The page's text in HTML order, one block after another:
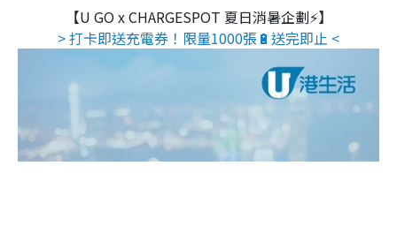
【U GO x CHARGESPOT 夏日消暑企劃⚡】
> 打卡即送充電券！限量1000張🔋送完即止 <